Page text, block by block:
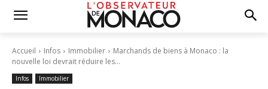
Accueil Infos Immobilier
Marchands de biens à Monaco : la
nouvelle loi devrait réduire les...
Infos Immobilier